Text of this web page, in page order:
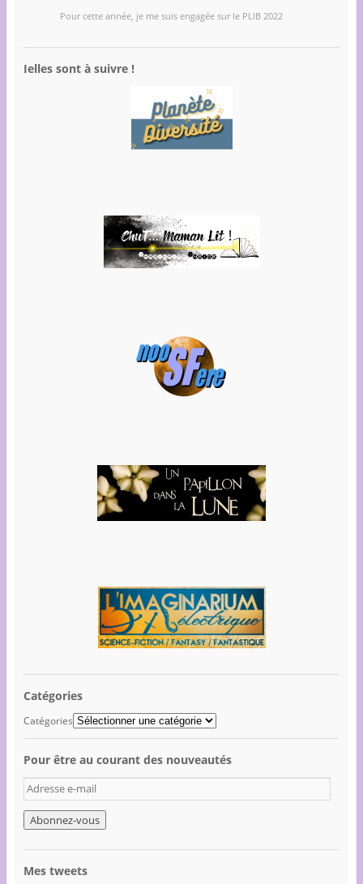
Pour cette année, je me suis engagée sur le PLIB 2022
Ielles sont à suivre !
Catégories
Catégories
Pour être au courant des nouveautés
A
d
r
e
s
e
Mes tweets